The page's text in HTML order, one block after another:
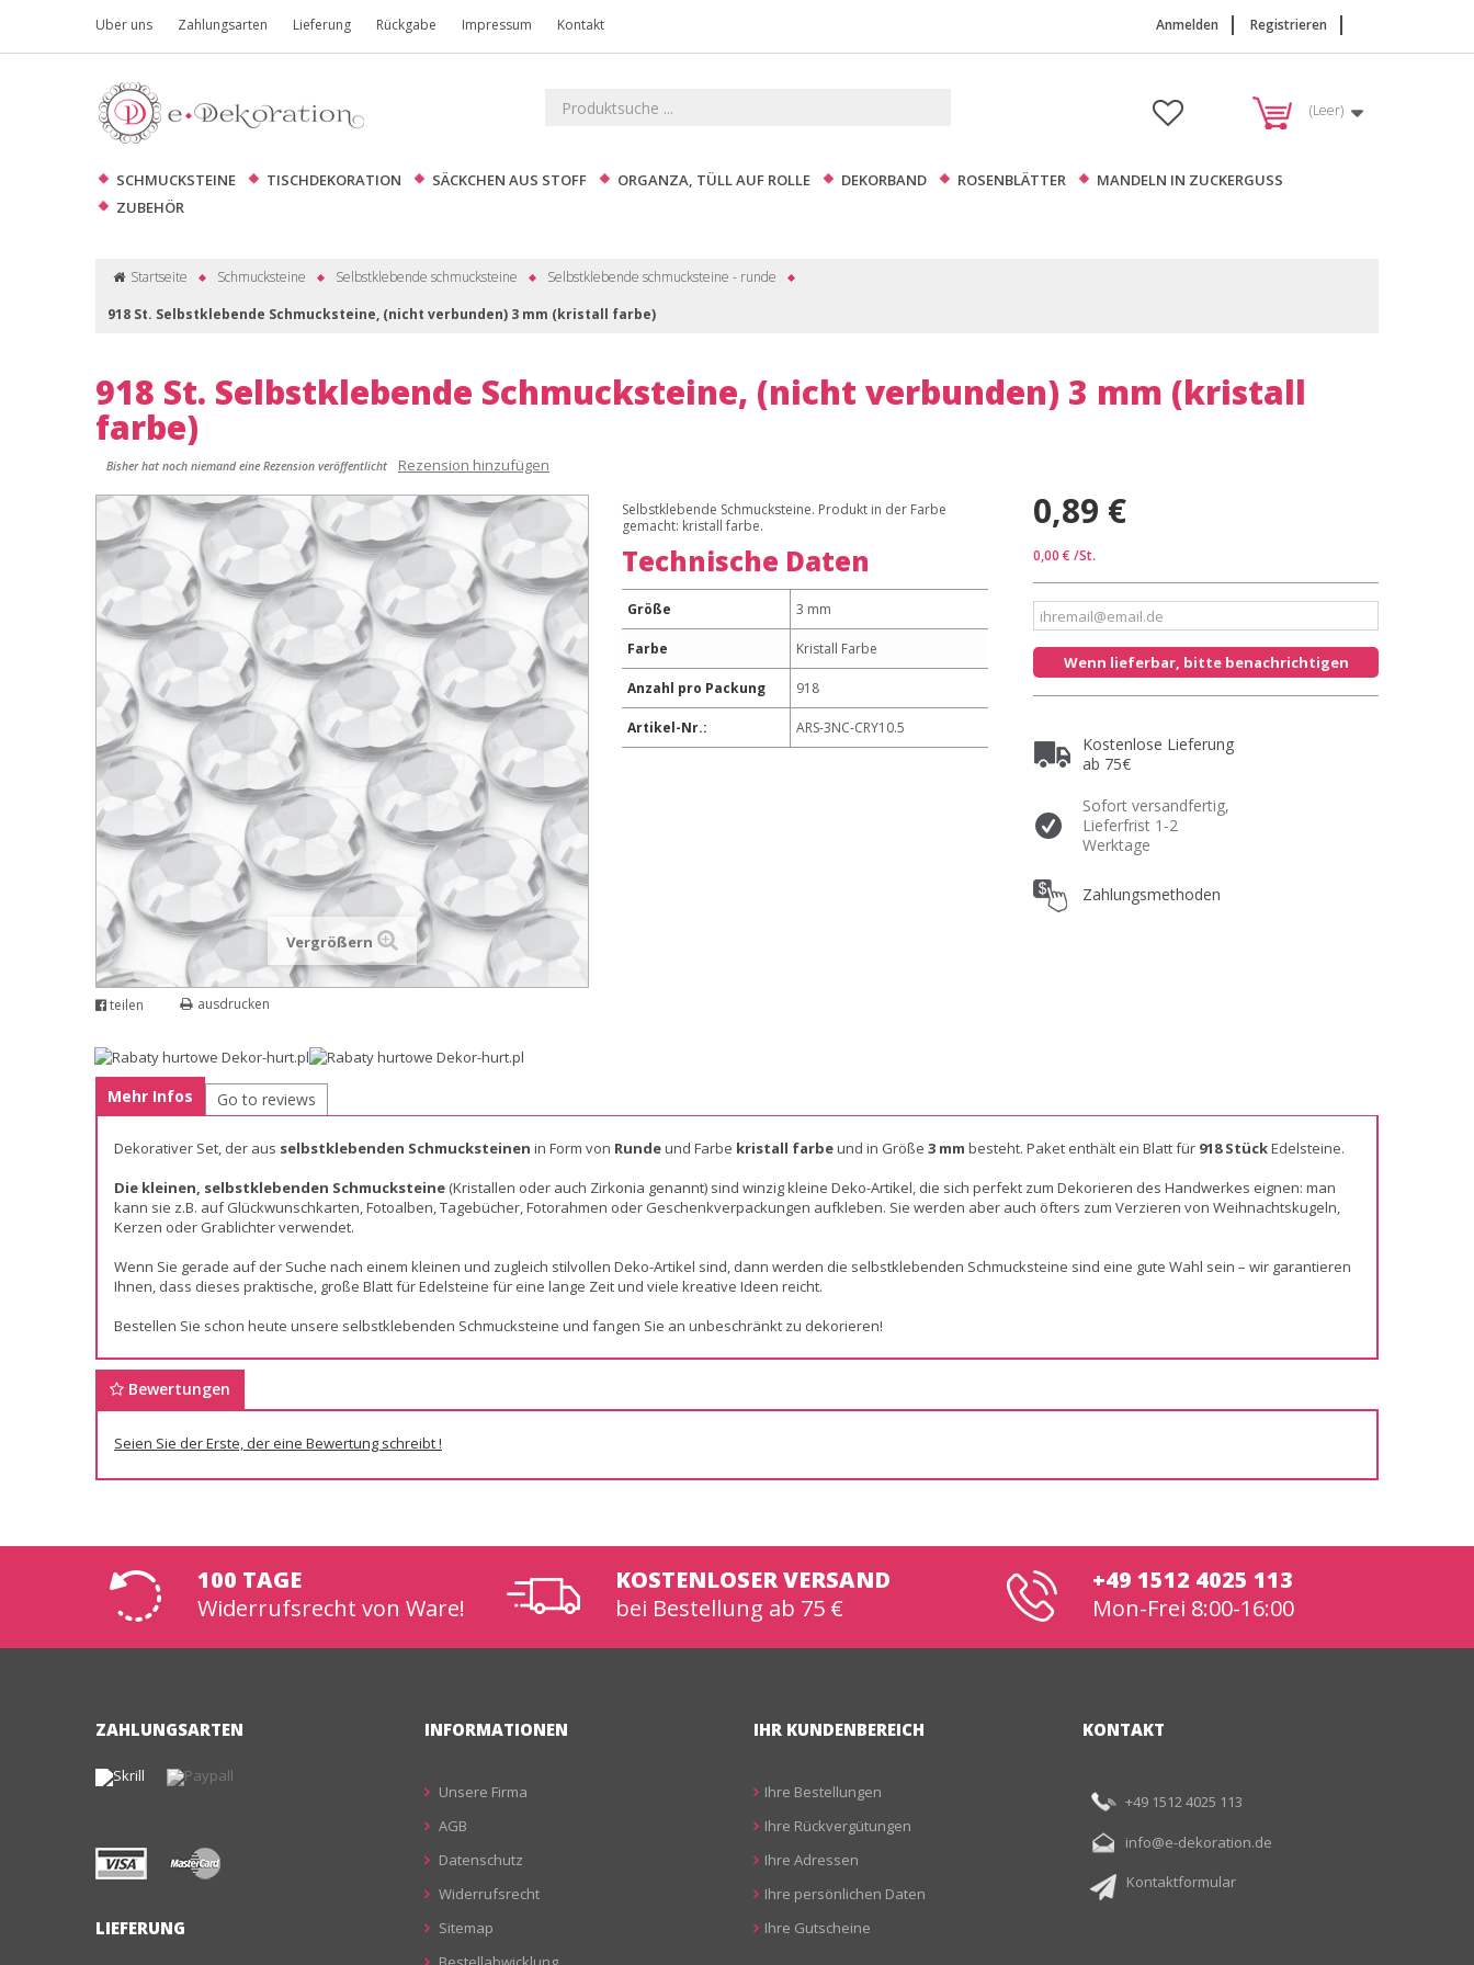
Uber uns Zahlungsarten Lieferung Rückgabe Impressum Kontakt Anmelden Registrieren
(Leer)
SCHMUCKSTEINE TISCHDEKORATION SÄCKCHEN AUS STOFF ORGANZA, TÜLL AUF ROLLE DEKORBAND ROSENBLÄTTER
MANDELN IN ZUCKERGUSS
ZUBEHÖR
Startseite Schmucksteine Selbstklebende schmucksteine
Selbstklebende schmucksteine - runde
918 St. Selbstklebende Schmucksteine, (nicht verbunden) 3 mm (kristall farbe)
918 St. Selbstklebende Schmucksteine, (nicht verbunden) 3 mm (kristall
farbe)
Bisher hat noch niemand eine Rezension veröffentlicht Rezension hinzufügen
Vergrößern
teilen ausdrucken
Selbstklebende Schmucksteine. Produkt in der Farbe
gemacht: kristall farbe.
Technische Daten
Größe 3 mm
Farbe Kristall Farbe
Anzahl pro Packung 918
Artikel-Nr.: ARS-3NC-CRY10.5
0,89 €
0,00 € /St.
Wenn lieferbar, bitte benachrichtigen
Kostenlose Lieferung
ab 75€
Sofort versandfertig,
Lieferfrist 1-2
Werktage
Zahlungsmethoden
Mehr Infos Go to reviews
Dekorativer Set, der aus selbstklebenden Schmucksteinen in Form von Rundeund Farbe kristall farbeund in Größe 3 mm besteht. Paket enthält ein Blatt für 918 StückEdelsteine.
Die kleinen, selbstklebenden Schmucksteine (Kristallen oder auch Zirkonia genannt) sind winzig kleine Deko-Artikel, die sich perfekt zum Dekorieren des Handwerkes eignen: man
kann sie z.B. auf Glückwunschkarten, Fotoalben, Tagebücher, Fotorahmen oder Geschenkverpackungen aufkleben. Sie werden aber auch öfters zum Verzieren von Weihnachtskugeln,
Kerzen oder Grablichter verwendet.
Wenn Sie gerade auf der Suche nach einem kleinen und zugleich stilvollen Deko-Artikel sind, dann werden die selbstklebenden Schmucksteine sind eine gute Wahl sein – wir garantieren
Ihnen, dass dieses praktische, große Blatt für Edelsteine für eine lange Zeit und viele kreative Ideen reicht.
Bestellen Sie schon heute unsere selbstklebenden Schmucksteine und fangen Sie an unbeschränkt zu dekorieren!
Bewertungen
Seien Sie der Erste, der eine Bewertung schreibt !
100 TAGE
Widerrufsrecht von Ware!
KOSTENLOSER VERSAND
bei Bestellung ab 75 €
+49 1512 4025 113
Mon-Frei 8:00-16:00
ZAHLUNGSARTEN
LIEFERUNG
INFORMATIONEN
Unsere Firma
AGB
Datenschutz
Widerrufsrecht
Sitemap
IHR KUNDENBEREICH
Ihre Bestellungen
Ihre Rückvergütungen
Ihre Adressen
Ihre persönlichen Daten
Ihre Gutscheine
KONTAKT
+49 1512 4025 113
info@e-dekoration.de
Kontaktformular